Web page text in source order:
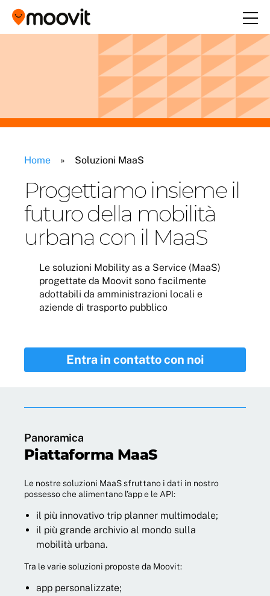
Home » Soluzioni MaaS
Progettiamo insieme il
futuro della mobilità
urbana con il MaaS
Le soluzioni Mobility as a Service (MaaS)
progettate da Moovit sono facilmente
adottabili da amministrazioni locali e
aziende di trasporto pubblico
Entra in contatto con noi
Panoramica
Piattaforma MaaS
Le nostre soluzioni MaaS sfruttano i dati in nostro
possesso che alimentano l’app e le API:
il più innovativo trip planner multimodale;
il più grande archivio al mondo sulla
mobilità urbana.
Tra le varie soluzioni proposte da Moovit:
app personalizzate;